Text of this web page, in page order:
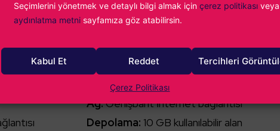
Seçimlerini yönetmek ve detaylı bilgi almak için çerez politikası veya
aydınlatma metni sayfamıza göz atabilirsin.
Kabul Et Reddet Tercihleri
Çerez Politikası
GTX 750TI
Windows 10 (64bit)
İşlemci: Intel Core i5-9400F
Bellek:8 GB RAM
Ekran Kartı:NVIDIA GeForce GTX 1060
DirectX:Sürüm 11
Ağ:Genişbant İnternet bağlantısı
Depolama: 10 GB kullanılabilir alan